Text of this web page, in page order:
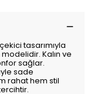
tasarımıyla
Kalın ve
sağlar.
sade
rahat hem stil